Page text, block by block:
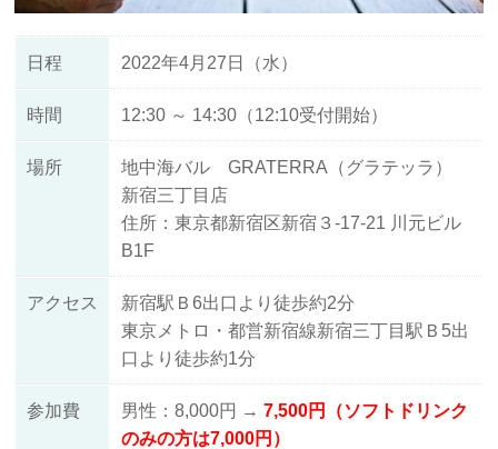
日程 2022年4月27日（水）
時間 12:30 ～ 14:30（12:10受付開始）
場所
地中海バル GRATERRA（グラテッラ）
新宿三丁目店
住所：東京都新宿区新宿３-17-21 川元ビル
B1F
アクセス
新宿駅Ｂ6出口より徒歩約2分
東京メトロ・都営新宿線新宿三丁目駅Ｂ5出
口より徒歩約1分
参加費 男性：8,000円 →7,500円（ソフトドリンク
のみの方は7,000円）